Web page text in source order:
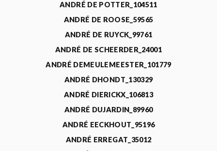
ANDRÉ DE POTTER_104511
ANDRÉ DE ROOSE_59565
ANDRÉ DE RUYCK_99761
ANDRÉ DE SCHEERDER_24001
ANDRÉ DEMEULEMEESTER_101779
ANDRÉ DHONDT_130329
ANDRÉ DIERICKX_106813
ANDRÉ DUJARDIN_89960
ANDRÉ EECKHOUT_95196
ANDRÉ ERREGAT_35012